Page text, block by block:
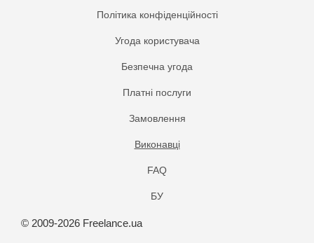
Політика конфіденційності
Угода користувача
Безпечна угода
Платнi послуги
Замовлення
Виконавці
FAQ
БУ
© 2009-2026 Freelance.ua